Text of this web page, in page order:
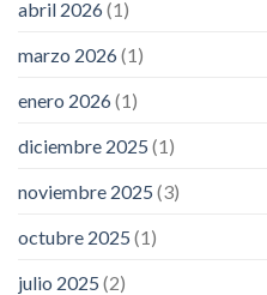
abril 2026(1)
marzo 2026(1)
enero 2026(1)
diciembre 2025 (1)
noviembre 2025 (3)
octubre 2025 (1)
julio 2025 (2)